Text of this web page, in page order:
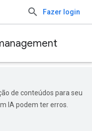
Fazer login
de conteúdos para seu
IA podem ter erros.